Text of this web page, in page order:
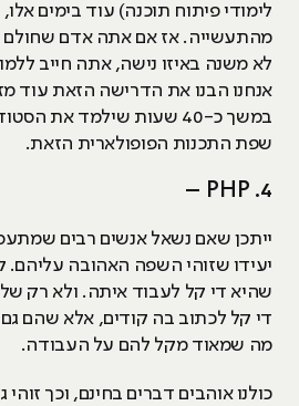
לימודי פיתוח תוכנה) עוד בימים
מהתעשייה. אז אם אתה אדם שחולם
לא משנה באיזו נישה, אתה חייב
אנחנו הבנו את הדרישה הזאת עוד
במשך כ-40 שעות שילמד את
שפת התכנות הפופולארית הזאת.
4. PHP –
ייתכן שאם נשאל אנשים רבים
יעידו שזוהי השפה האהובה
שהיא די קל לעבוד איתה. ולא רק
די קל לכתוב בה קודים, אלא שהם גם
מה שמאוד מקל להם על העבודה.